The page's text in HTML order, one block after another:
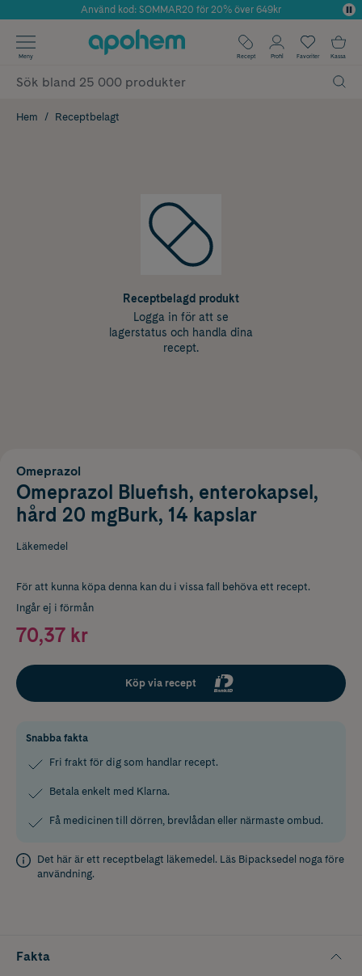
Årets Butik 2025 inom Skönhet
Använd kod: SOMMAR20 för 20% över 649kr
✓ Fri frakt
✓ Poäng på alla köp*
Meny Recept Profil Favoriter Kassa
Hem Receptbelagt
Receptbelagd produkt
Logga in för att se
lagerstatus och handla dina
recept.
Omeprazol
Omeprazol Bluefish, enterokapsel,
hård 20 mgBurk, 14 kapslar
Läkemedel
För att kunna köpa denna kan du i vissa fall behöva ett recept.
Ingår ej i förmån
70,37 kr
Köp via recept
Snabba fakta
Fri frakt för dig som handlar recept.
Betala enkelt med Klarna.
Få medicinen till dörren, brevlådan eller närmaste ombud.
Det här är ett receptbelagt läkemedel. Läs Bipacksedel noga före
användning.
Fakta